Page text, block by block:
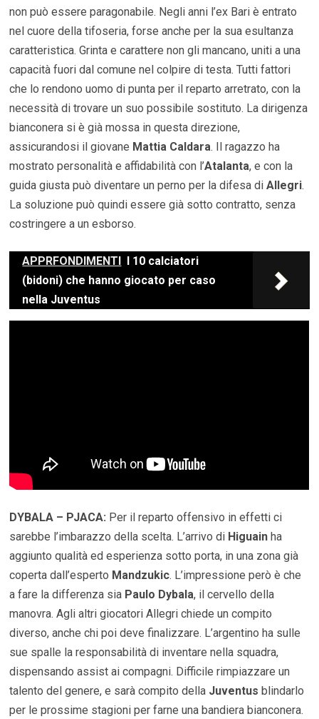
non può essere paragonabile. Negli anni l’ex Bari è entrato
nel cuore della tifoseria, forse anche per la sua esultanza
caratteristica. Grinta e carattere non gli mancano, uniti a una
capacità fuori dal comune nel colpire di testa. Tutti fattori
che lo rendono uomo di punta per il reparto arretrato, con la
necessità di trovare un suo possibile sostituto. La dirigenza
bianconera si è già mossa in questa direzione,
assicurandosi il giovane Mattia Caldara. Il ragazzo ha
mostrato personalità e affidabilità con l’Atalanta, e con la
guida giusta può diventare un perno per la difesa diAllegri.
La soluzione può quindi essere già sotto contratto, senza
costringere a un esborso.
APPRFONDIMENTI I 10 calciatori
(bidoni) che hanno giocato per caso
nella Juventus
DYBALA – PJACA: Per il reparto offensivo in effetti ci
sarebbe l’imbarazzo della scelta. L’arrivo di Higuain ha
aggiunto qualità ed esperienza sotto porta, in una zona già
coperta dall’esperto Mandzukic. L’impressione però è che
a fare la differenza sia Paulo Dybala, il cervello della
manovra. Agli altri giocatori Allegri chiede un compito
diverso, anche chi poi deve finalizzare. L’argentino ha sulle
sue spalle la responsabilità di inventare nella squadra,
dispensando assist ai compagni. Difficile rimpiazzare un
talento del genere, e sarà compito della Juventus blindarlo
per le prossime stagioni per farne una bandiera bianconera.